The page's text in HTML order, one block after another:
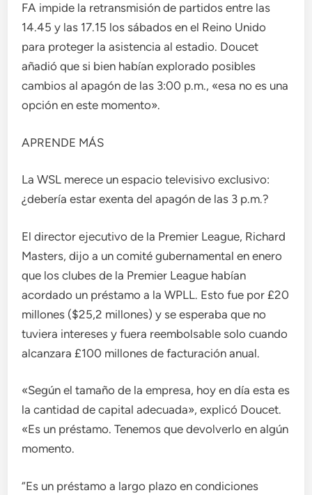
FA impide la retransmisión de partidos entre las
14.45 y las 17.15 los sábados en el Reino Unido
para proteger la asistencia al estadio. Doucet
añadió que si bien habían explorado posibles
cambios al apagón de las 3:00 p.m., «esa no es una
opción en este momento».
APRENDE MÁS
La WSL merece un espacio televisivo exclusivo:
¿debería estar exenta del apagón de las 3 p.m.?
El director ejecutivo de la Premier League, Richard
Masters, dijo a un comité gubernamental en enero
que los clubes de la Premier League habían
acordado un préstamo a la WPLL. Esto fue por £20
millones ($25,2 millones) y se esperaba que no
tuviera intereses y fuera reembolsable solo cuando
alcanzara £100 millones de facturación anual.
«Según el tamaño de la empresa, hoy en día esta es
la cantidad de capital adecuada», explicó Doucet.
«Es un préstamo. Tenemos que devolverlo en algún
momento.
“Es un préstamo a largo plazo en condiciones